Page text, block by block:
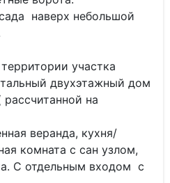
наверх небольшой
участка
двухэтажный дом
на
веранда, кухня/
комната с сан узлом,
С отдельным входом с